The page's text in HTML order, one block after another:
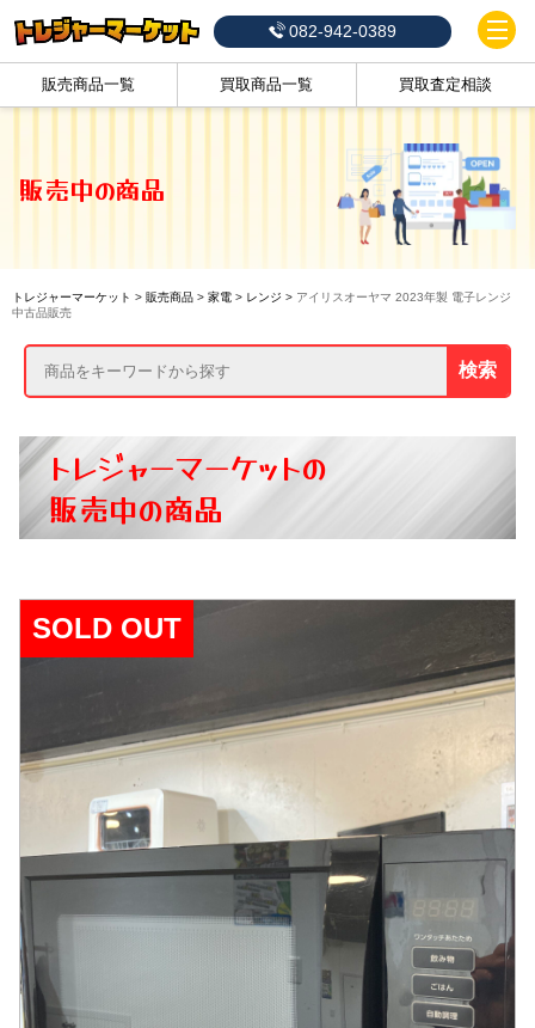
082-942-0389
販売商品一覧 買取商品一覧 買取査定相談
販売中の商品
トレジャーマーケット > 販売商品> 家電> レンジ > アイリスオーヤマ 2023年製 電子レンジ
中古品販売
検索
トレジャーマーケットの
販売中の商品
SOLD OUT